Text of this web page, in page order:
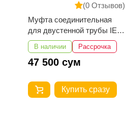
(0 Отзывов)
Муфта соединительная
для двустенной трубы IEK
d=50мм
В наличии Рассрочка
137 500 сум
Купить сразу